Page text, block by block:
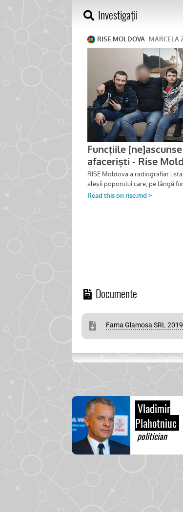
Investigații
Documente
Fama Glamosa SRL 2019
Vladimir
Plahotniuc
politician